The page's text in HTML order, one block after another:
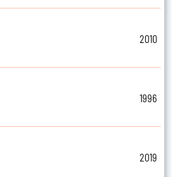
2010
1996
2019